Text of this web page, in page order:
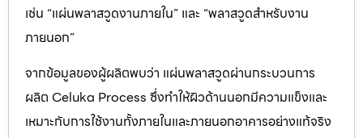
เช่น “แผ่นพลาสวูดงานภายใน” และ “พลาสวูดสำหรับงาน
ภายนอก”
จากข้อมูลของผู้ผลิตพบว่า แผ่นพลาสวูดผ่านกระบวนการ
ผลิต Celuka Process ซึ่งทำให้ผิวด้านนอกมีความแข็งและ
เหมาะกับการใช้งานทั้งภายในและภายนอกอาคารอย่างแท้จริง